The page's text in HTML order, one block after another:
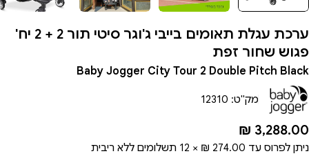
ערכת עגלת תאומים בייבי ג'וגר סיטי תור 2 + 2 יח'
פגוש שחור זפת
Baby Jogger City Tour 2 Double Pitch Black
מק"ט: 12310
מחיר
רגיל
3,288.00 ₪
ניתן לפרוס עד 274.00 ₪ × 12 תשלומים ללא ריבית